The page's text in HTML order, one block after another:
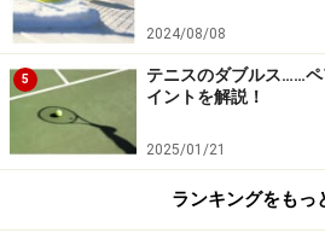
2024/08/08
5
テニスのダブルス……
イントを解説！
2025/01/21
ランキングをもっ